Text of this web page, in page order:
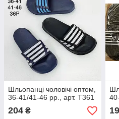
Шльопанці чоловічі оптом,
36-41/41-46 рр., арт. T361
204 ₴